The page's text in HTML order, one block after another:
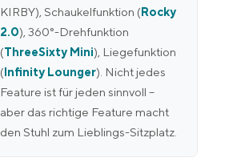
KIRBY), Schaukelfunktion (Rocky
2.0), 360°-Drehfunktion
(ThreeSixty Mini), Liegefunktion
(Infinity Lounger). Nicht jedes
Feature ist für jeden sinnvoll –
aber das richtige Feature macht
den Stuhl zum Lieblings-Sitzplatz.